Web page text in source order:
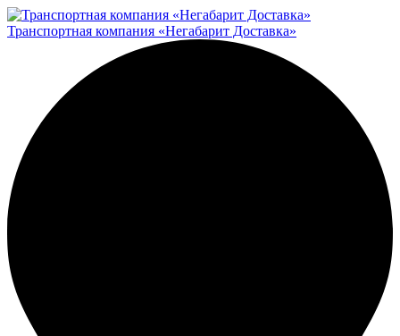
Транспортная компания «Негабарит Доставка»